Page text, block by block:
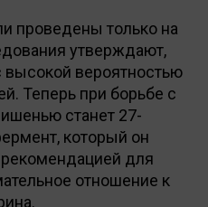
проведены только на
утверждают,
высокой вероятностью
Теперь при борьбе с
станет 27-
который он
для
отношение к